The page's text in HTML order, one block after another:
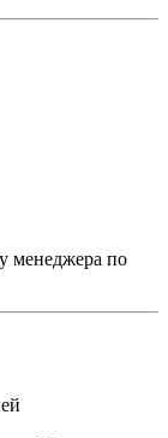
менеджера по